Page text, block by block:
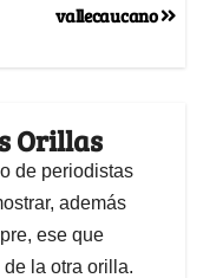
vallecaucano
Orillas
de periodistas
además
ese que
la otra orilla.